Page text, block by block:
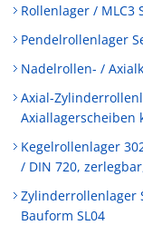
Rollenlager / MLC3
Pendelrollenlager
Nadelrollen- /
Axial-
Axiallagerscheiben
Kegelrollenlager
/ DIN 720,
Zylinderrollenlager
Bauform SL04